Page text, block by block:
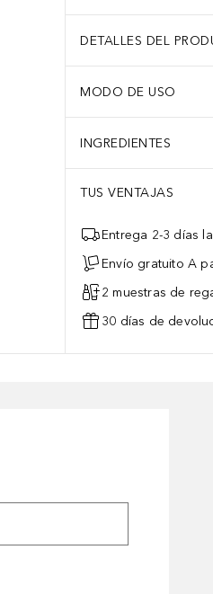
DETALLES DEL
MODO DE USO
INGREDIENTES
TUS VENTAJAS
Entrega 2-3 días
Envío gratuito A
2 muestras de
30 días de